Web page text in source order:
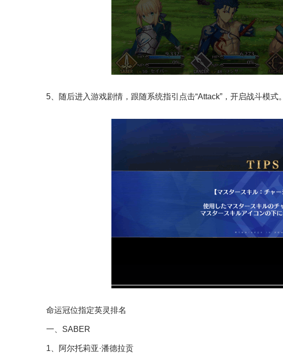
5、随后进入游戏剧情，跟随系统指引点击“Attack”，开启战斗模式。
命运冠位指定英灵排名
一、SABER
1、阿尔托莉亚·潘德拉贡